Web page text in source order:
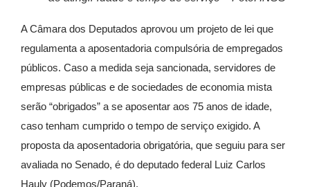
A Câmara dos Deputados aprovou um projeto de lei que
regulamenta a aposentadoria compulsória de empregados
públicos. Caso a medida seja sancionada, servidores de
empresas públicas e de sociedades de economia mista
serão “obrigados” a se aposentar aos 75 anos de idade,
caso tenham cumprido o tempo de serviço exigido. A
proposta da aposentadoria obrigatória, que seguiu para ser
avaliada no Senado, é do deputado federal Luiz Carlos
Hauly (Podemos/Paraná).